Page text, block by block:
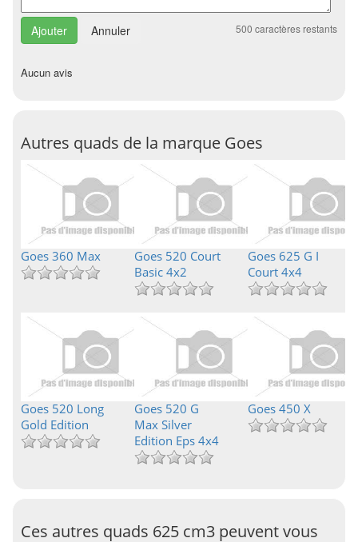
Annuler 500 caractères restants
Aucun avis
Autres quads de la marque Goes
Goes 360 Max
Goes 520 Court
Basic 4x2
Goes 625 G I
Court 4x4
Goes 520 Long
Gold Edition
Goes 520 G
Max Silver
Edition Eps 4x4
Goes 450 X
Ces autres quads 625 cm3 peuvent vous